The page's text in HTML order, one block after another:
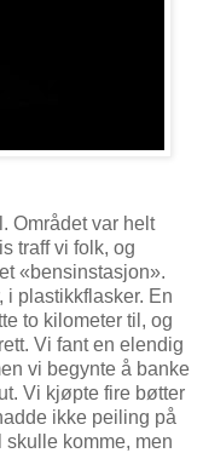
Området var helt
traff vi folk, og
«bensinstasjon».
i plastikkflasker. En
to kilometer til, og
Vi fant en elendig
vi begynte å banke
Vi kjøpte fire bøtter
ikke peiling på
komme, men